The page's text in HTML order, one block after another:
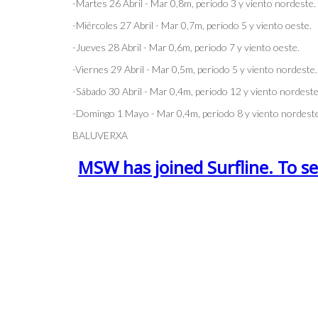
-Martes 26 Abril - Mar 0,8m, periodo 3 y viento nordeste.
-Miércoles 27 Abril - Mar 0,7m, periodo 5 y viento oeste.
-Jueves 28 Abril - Mar 0,6m, periodo 7 y viento oeste.
-Viernes 29 Abril - Mar 0,5m, periodo 5 y viento nordeste.
-Sábado 30 Abril - Mar 0,4m, periodo 12 y viento
-Domingo 1 Mayo - Mar 0,4m, periodo 8 y viento
BALUVERXA